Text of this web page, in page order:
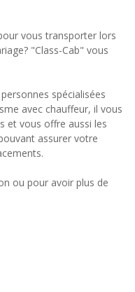
vous transporter lors
"Class-Cab" vous
spécialisées
avec chauffeur, il vous
et vous offre aussi les
assurer votre
ou pour avoir plus de